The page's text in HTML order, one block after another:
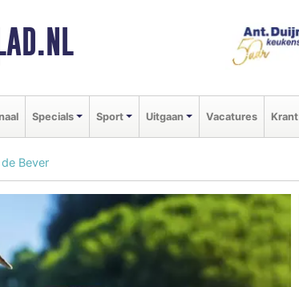
Specials Sport Uitgaan Vacatures Krant
Bever